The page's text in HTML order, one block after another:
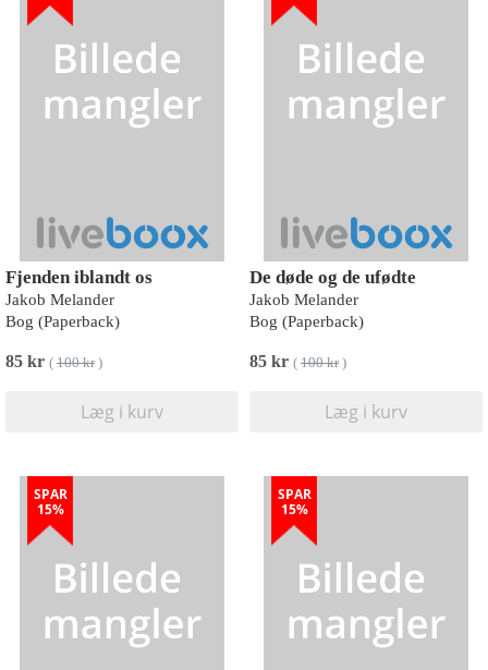
Fjenden iblandt os
Jakob Melander
Bog (Paperback)
85 kr ( 100 kr)
Læg i kurv
De døde og de ufødte
Jakob Melander
Bog (Paperback)
85 kr ( 100 kr)
Læg i kurv
SPAR
15%
SPAR
15%